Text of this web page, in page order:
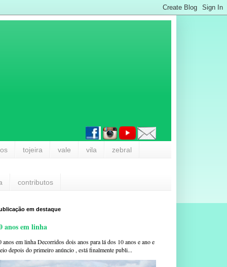
tojeira vale vila zebral
contributos
em destaque
anos em linha
anos em linha Decorridos dois anos para lá dos 10 anos e ano e
depois do primeiro anúncio , está finalmente publi...